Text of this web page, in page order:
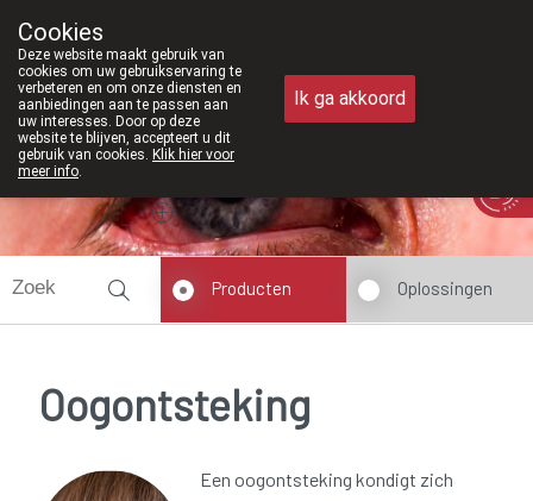
011/610300
Vandaag
Producten Oplossingen
Oogontsteking
Een oogontsteking kondigt zich
Cookies
Deze website maakt gebruik van
cookies om uw gebruikservaring te
verbeteren en om onze diensten en
aanbiedingen aan te passen aan
uw interesses. Door op deze
website te blijven, accepteert u dit
gebruik van cookies. Klik hier voor
meer info.
Ik ga akkoord